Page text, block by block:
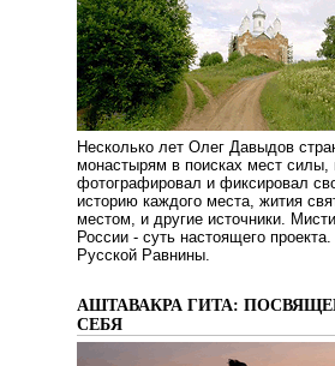
Несколько лет Олег Давыдов
монастырям в поисках мест силы,
фотографировал и фиксировал
историю каждого места, жития
местом, и другие источники.
России - суть настоящего
Русской Равнины.
АШТАВАКРА ГИТА:
СЕБЯ